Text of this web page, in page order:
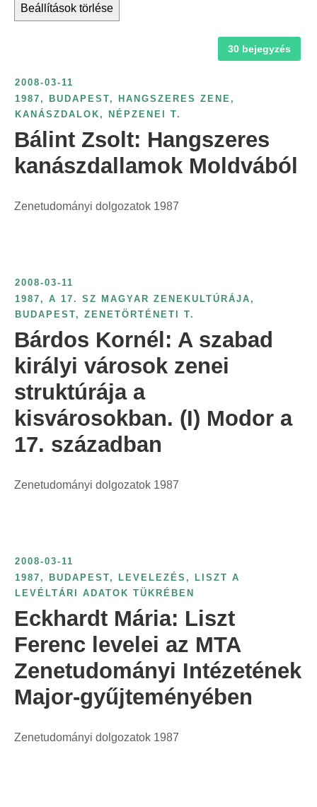
h
:
é
v
s
z
á
s
e
t
:
s
l
á
:
Beállítások törlése
30 bejegyzés
2008-03-11
1987 , BUDAPEST, HANGSZERES ZENE ,
KANÁSZDALOK , NÉPZENEI T.
Bálint Zsolt: Hangszeres
kanászdallamok Moldvából
Zenetudományi dolgozatok 1987
2008-03-11
1987 , A 17. SZ MAGYAR ZENEKULTÚRÁJA ,
BUDAPEST, ZENETÖRTÉNETI T.
Bárdos Kornél: A szabad
királyi városok zenei
struktúrája a
kisvárosokban. (I) Modor a
17. században
Zenetudományi dolgozatok 1987
2008-03-11
1987 , BUDAPEST, LEVELEZÉS , LISZT A
LEVÉLTÁRI ADATOK TÜKRÉBEN
Eckhardt Mária: Liszt
Ferenc levelei az MTA
Zenetudományi Intézetének
Major-gyűjteményében
Zenetudományi dolgozatok 1987